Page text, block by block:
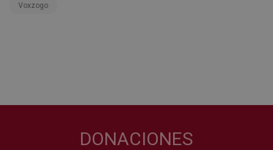
Voxzogo
DONACIONES